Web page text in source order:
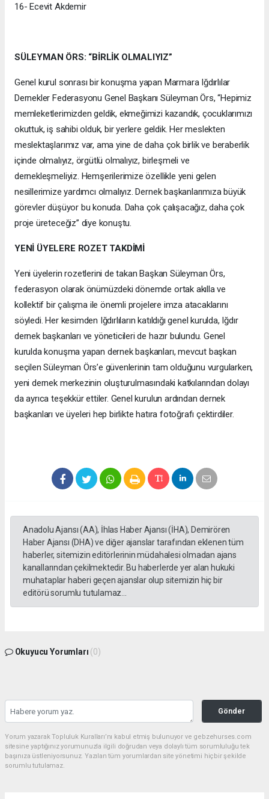
16- Ecevit Akdemir
SÜLEYMAN ÖRS: “BİRLİK OLMALIYIZ”
Genel kurul sonrası bir konuşma yapan Marmara Iğdırlılar
Dernekler Federasyonu Genel Başkanı Süleyman Örs, “Hepimiz
memleketlerimizden geldik, ekmeğimizi kazandık, çocuklarımızı
okuttuk, iş sahibi olduk, bir yerlere geldik. Her meslekten
meslektaşlarımız var, ama yine de daha çok birlik ve beraberlik
içinde olmalıyız, örgütlü olmalıyız, birleşmeli ve
dernekleşmeliyiz. Hemşerilerimize özellikle yeni gelen
nesillerimize yardımcı olmalıyız. Dernek başkanlarımıza büyük
görevler düşüyor bu konuda. Daha çok çalışacağız, daha çok
proje üreteceğiz” diye konuştu.
YENİ ÜYELERE ROZET TAKDİMİ
Yeni üyelerin rozetlerini de takan Başkan Süleyman Örs,
federasyon olarak önümüzdeki dönemde ortak akılla ve
kollektif bir çalışma ile önemli projelere imza atacaklarını
söyledi. Her kesimden Iğdırlıların katıldığı genel kurulda, Iğdır
dernek başkanları ve yöneticileri de hazır bulundu. Genel
kurulda konuşma yapan dernek başkanları, mevcut başkan
seçilen Süleyman Örs’e güvenlerinin tam olduğunu vurgularken,
yeni dernek merkezinin oluşturulmasındaki katkılarından dolayı
da ayrıca teşekkür ettiler. Genel kurulun ardından dernek
başkanları ve üyeleri hep birlikte hatıra fotoğrafı çektirdiler.
Anadolu Ajansı (AA), İhlas Haber Ajansı (İHA), Demirören
Haber Ajansı (DHA) ve diğer ajanslar tarafından eklenen tüm
haberler, sitemizin editörlerinin müdahalesi olmadan ajans
kanallarından çekilmektedir. Bu haberlerde yer alan hukuki
muhataplar haberi geçen ajanslar olup sitemizin hiç bir
editörü sorumlu tutulamaz...
Okuyucu Yorumları (0)
Gönder
Yorum yazarak Topluluk Kuralları’nı kabul etmiş bulunuyor ve gebzehurses.com
sitesine yaptığınız yorumunuzla ilgili doğrudan veya dolaylı tüm sorumluluğu tek
başınıza üstleniyorsunuz. Yazılan tüm yorumlardan site yönetimi hiçbir şekilde
sorumlu tutulamaz.